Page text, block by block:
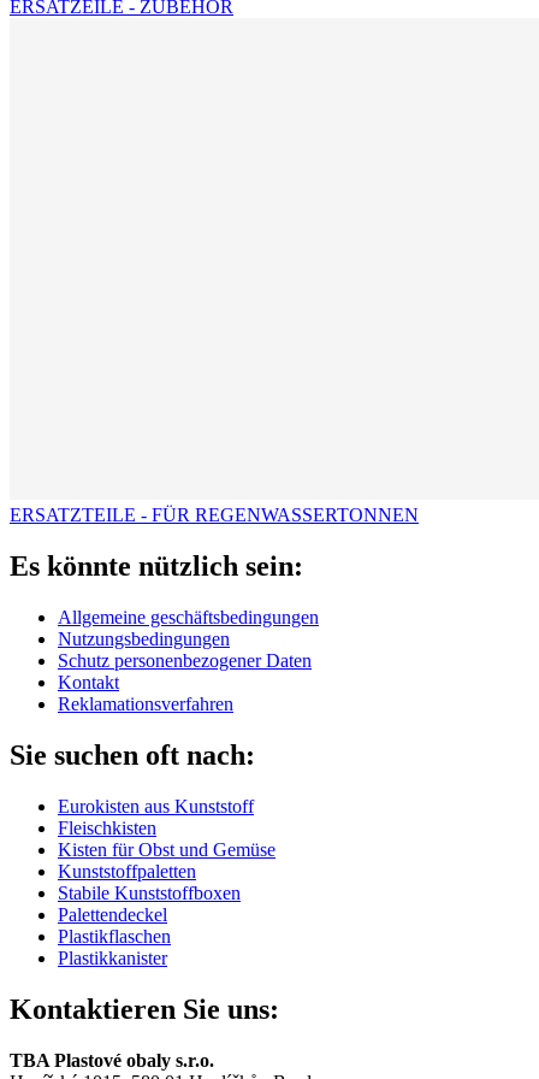
ERSATZEILE - ZUBEHOR
ERSATZTEILE - FÜR REGENWASSERTONNEN
Es könnte nützlich sein:
Allgemeine geschäftsbedingungen
Nutzungsbedingungen
Schutz personenbezogener Daten
Kontakt
Reklamationsverfahren
Sie suchen oft nach:
Eurokisten aus Kunststoff
Fleischkisten
Kisten für Obst und Gemüse
Kunststoffpaletten
Stabile Kunststoffboxen
Palettendeckel
Plastikflaschen
Plastikkanister
Kontaktieren Sie uns:
TBA Plastové obaly s.r.o.